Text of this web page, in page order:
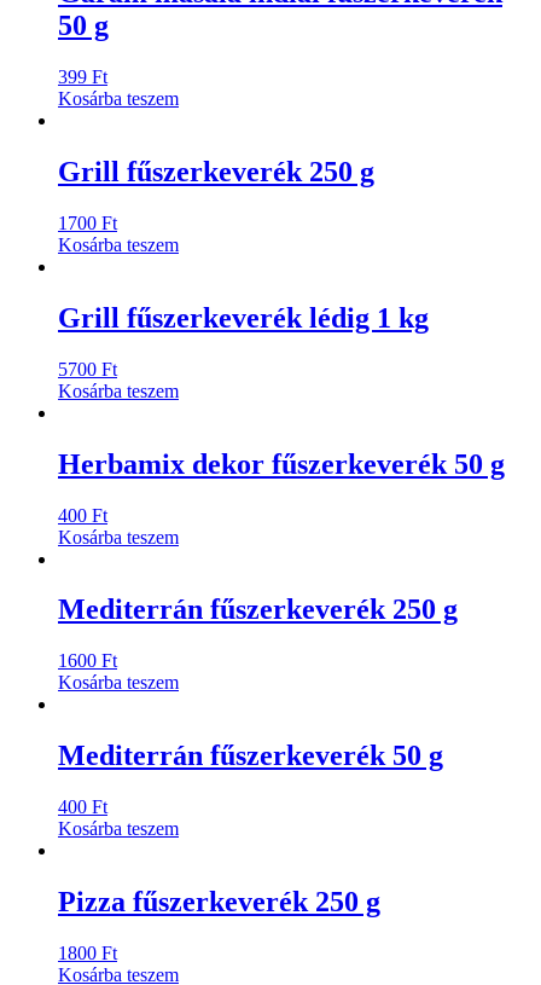
50 g
399 Ft
Kosárba teszem
Grill fűszerkeverék 250 g
1700 Ft
Kosárba teszem
Grill fűszerkeverék lédig 1 kg
5700 Ft
Kosárba teszem
Herbamix dekor fűszerkeverék 50 g
400 Ft
Kosárba teszem
Mediterrán fűszerkeverék 250 g
1600 Ft
Kosárba teszem
Mediterrán fűszerkeverék 50 g
400 Ft
Kosárba teszem
Pizza fűszerkeverék 250 g
1800 Ft
Kosárba teszem